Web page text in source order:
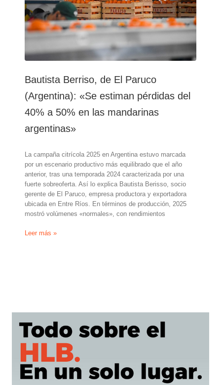
la
salida
natural
de
mandarina
el
golpe
de
las
Bautista Berriso, de El Paruco
(Argentina): «Se estiman pérdidas del
40% a 50% en las mandarinas
argentinas»
La campaña citrícola 2025 en Argentina estuvo marcada
por un escenario productivo más equilibrado que el año
anterior, tras una temporada 2024 caracterizada por una
fuerte sobreoferta. Así lo explica Bautista Berisso, socio
gerente de El Paruco, empresa productora y exportadora
ubicada en Entre Ríos. En términos de producción, 2025
mostró volúmenes «normales», con rendimientos
Bautista
pérdidas
del
40%
a
50%
en
las
mandarinas
Leer más »